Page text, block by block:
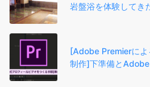
岩盤浴を体験してき
[Adobe Premierによ
制作]下準備と